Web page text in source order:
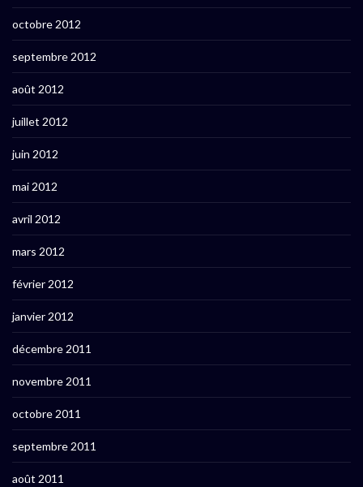
octobre 2012
septembre 2012
août 2012
juillet 2012
juin 2012
mai 2012
avril 2012
mars 2012
février 2012
janvier 2012
décembre 2011
novembre 2011
octobre 2011
septembre 2011
août 2011